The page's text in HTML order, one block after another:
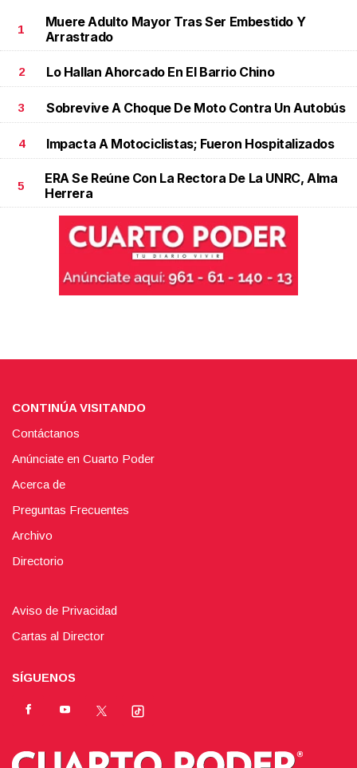
1
Muere Adulto Mayor Tras Ser Embestido Y
Arrastrado
2 Lo Hallan Ahorcado En El Barrio Chino
3 Sobrevive A Choque De Moto Contra Un Autobús
4 Impacta A Motociclistas; Fueron Hospitalizados
5
ERA Se Reúne Con La Rectora De La UNRC, Alma
Herrera
CONTINÚA VISITANDO
Contáctanos
Anúnciate en Cuarto Poder
Acerca de
Preguntas Frecuentes
Archivo
Directorio
Aviso de Privacidad
Cartas al Director
SÍGUENOS